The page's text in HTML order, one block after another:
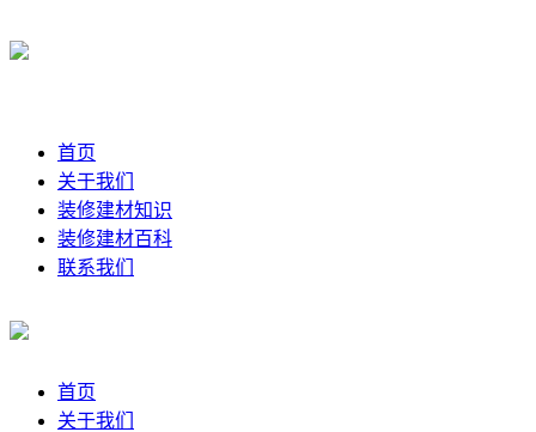
首页
关于我们
装修建材知识
装修建材百科
联系我们
首页
关于我们